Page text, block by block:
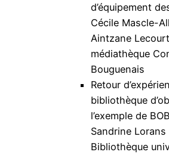
d’équipement
Cécile Mascle-
Aintzane
médiathèque
Bouguenais
Retour
bibliothèque
l’exemple de
Sandrine Lorans
Bibliothèque